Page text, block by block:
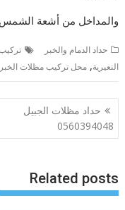
والمداخل من أشعة الشمس
حداد الدمام والخبر
النعيرية,محل تركيب مظلات الخبر
تصفّح
المقالات
حداد مظلات الجبيل
0560394048
Related posts